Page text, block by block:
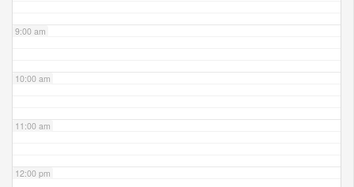
9:00 am
10:00 am
11:00 am
12:00 pm